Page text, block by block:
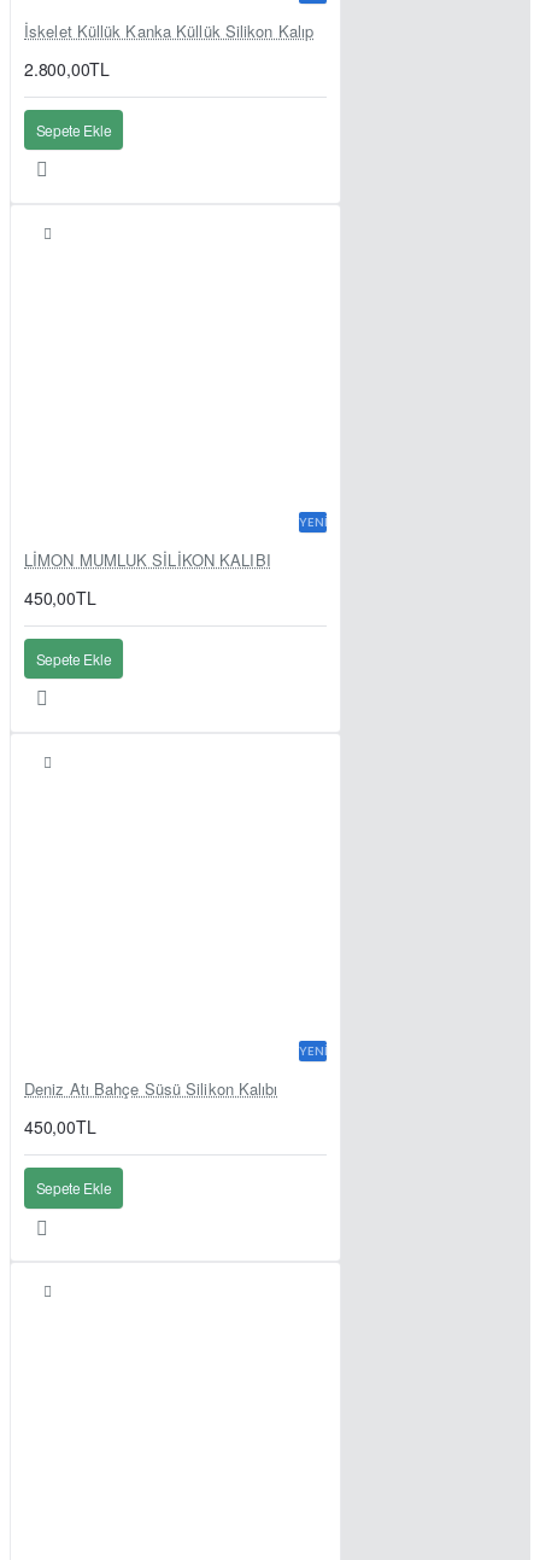
İskelet Küllük Kanka Küllük Silikon Kalıp
2.800,00TL
Sepete Ekle
YENI
LİMON MUMLUK SİLİKON KALIBI
450,00TL
Sepete Ekle
YENI
Deniz Atı Bahçe Süsü Silikon Kalıbı
450,00TL
Sepete Ekle